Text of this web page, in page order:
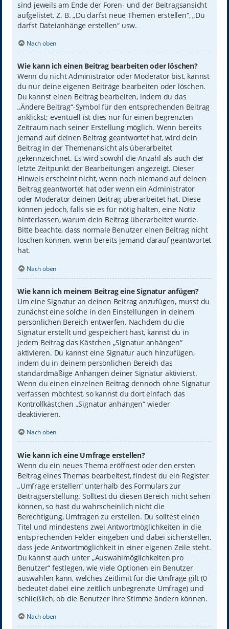
sind jeweils am Ende der Foren- und der Beitragsansicht
aufgelistet. Z. B. „Du darfst neue Themen erstellen“, „Du
darfst Dateianhänge erstellen“ usw.
Nach oben
Wie kann ich einen Beitrag bearbeiten oder löschen?
Wenn du nicht Administrator oder Moderator bist, kannst
du nur deine eigenen Beiträge bearbeiten oder löschen.
Du kannst einen Beitrag bearbeiten, indem du das
„Ändere Beitrag“-Symbol für den entsprechenden Beitrag
anklickst; eventuell ist dies nur für einen begrenzten
Zeitraum nach seiner Erstellung möglich. Wenn bereits
jemand auf deinen Beitrag geantwortet hat, wird dein
Beitrag in der Themenansicht als überarbeitet
gekennzeichnet. Es wird sowohl die Anzahl als auch der
letzte Zeitpunkt der Bearbeitungen angezeigt. Dieser
Hinweis erscheint nicht, wenn noch niemand auf deinen
Beitrag geantwortet hat oder wenn ein Administrator
oder Moderator deinen Beitrag überarbeitet hat. Diese
können jedoch, falls sie es für nötig halten, eine Notiz
hinterlassen, warum dein Beitrag überarbeitet wurde.
Bitte beachte, dass normale Benutzer einen Beitrag nicht
löschen können, wenn bereits jemand darauf geantwortet
hat.
Nach oben
Wie kann ich meinem Beitrag eine Signatur anfügen?
Um eine Signatur an deinen Beitrag anzufügen, musst du
zunächst eine solche in den Einstellungen in deinem
persönlichen Bereich entwerfen. Nachdem du die
Signatur erstellt und gespeichert hast, kannst du in
jedem Beitrag das Kästchen „Signatur anhängen“
aktivieren. Du kannst eine Signatur auch hinzufügen,
indem du in deinem persönlichen Bereich das
standardmäßige Anhängen deiner Signatur aktivierst.
Wenn du einen einzelnen Beitrag dennoch ohne Signatur
verfassen möchtest, so kannst du dort einfach das
Kontrollkästchen „Signatur anhängen“ wieder
deaktivieren.
Nach oben
Wie kann ich eine Umfrage erstellen?
Wenn du ein neues Thema eröffnest oder den ersten
Beitrag eines Themas bearbeitest, findest du ein Register
„Umfrage erstellen“ unterhalb des Formulars zur
Beitragserstellung. Solltest du diesen Bereich nicht sehen
können, so hast du wahrscheinlich nicht die
Berechtigung, Umfragen zu erstellen. Du solltest einen
Titel und mindestens zwei Antwortmöglichkeiten in die
entsprechenden Felder eingeben und dabei sicherstellen,
dass jede Antwortmöglichkeit in einer eigenen Zeile steht.
Du kannst auch unter „Auswahlmöglichkeiten pro
Benutzer“ festlegen, wie viele Optionen ein Benutzer
auswählen kann, welches Zeitlimit für die Umfrage gilt (0
bedeutet dabei eine zeitlich unbegrenzte Umfrage) und
schließlich, ob die Benutzer ihre Stimme ändern können.
Nach oben